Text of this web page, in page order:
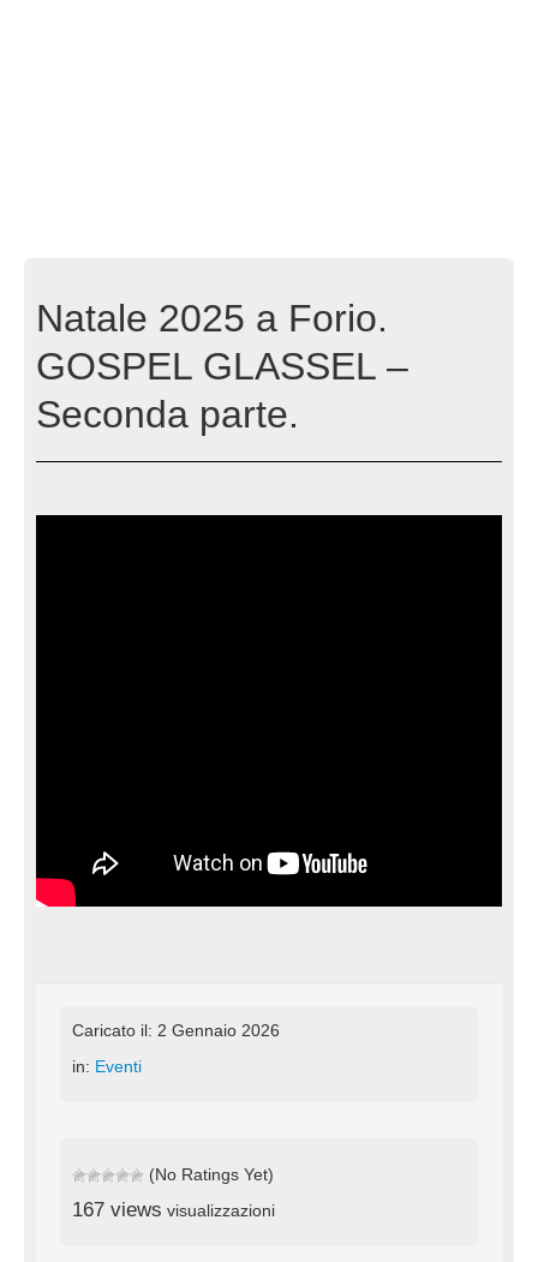
Natale 2025 a Forio.
GOSPEL GLASSEL –
Seconda parte.
Caricato il: 2 Gennaio 2026
in: Eventi
(No Ratings Yet)
167 views visualizzazioni